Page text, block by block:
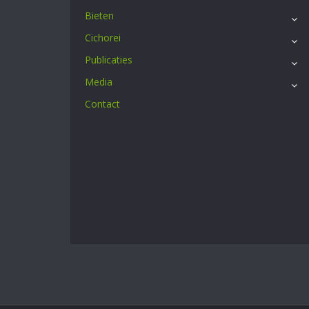
Bieten
Cichorei
Publicaties
Media
Contact